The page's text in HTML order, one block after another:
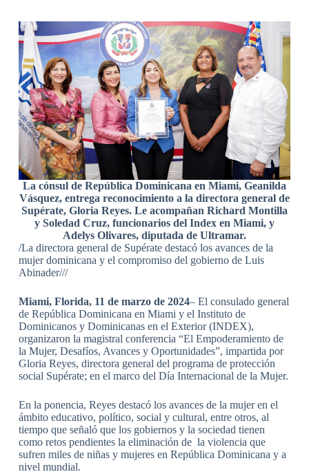
La cónsul de República Dominicana en Miami, Geanilda
Vásquez, entrega reconocimiento a la directora general de
Supérate, Gloria Reyes. Le acompañan Richard Montilla
y Soledad Cruz, funcionarios del Index en Miami, y
Adelys Olivares, diputada de Ultramar.
/La directora general de Supérate destacó los avances de la
mujer dominicana y el compromiso del gobierno de Luis
Abinader///
Miami, Florida, 11 de marzo de 2024– El consulado general
de República Dominicana en Miami y el Instituto de
Dominicanos y Dominicanas en el Exterior (INDEX),
organizaron la magistral conferencia “El Empoderamiento de
la Mujer, Desafíos, Avances y Oportunidades”, impartida por
Gloria Reyes, directora general del programa de protección
social Supérate; en el marco del Día Internacional de la Mujer.
En la ponencia, Reyes destacó los avances de la mujer en el
ámbito educativo, político, social y cultural, entre otros, al
tiempo que señaló que los gobiernos y la sociedad tienen
como retos pendientes la eliminación de la violencia que
sufren miles de niñas y mujeres en República Dominicana y a
nivel mundial.